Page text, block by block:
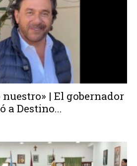
| El gobernador
a Destino...